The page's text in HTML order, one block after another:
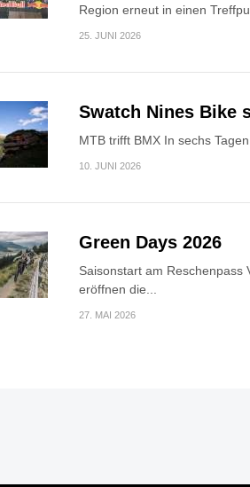
Region erneut in einen
25. JUNI 2026
Swatch Nines Bike
MTB trifft BMX In sechs
10. JUNI 2026
Green Days 2026
Saisonstart am Reschenpass
eröffnen die...
27. MAI 2026